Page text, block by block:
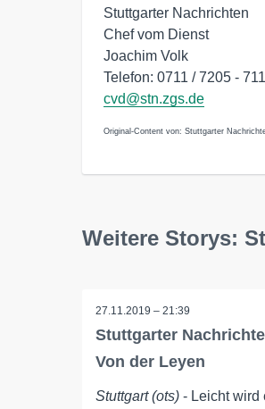
Stuttgarter Nachrichten
Chef vom Dienst
Joachim Volk
Telefon: 0711 / 7205 -
cvd@stn.zgs.de
Original-Content von: Stuttgarter
Weitere Storys:
27.11.2019 – 21:39
Stuttgarter
Von der Leyen
Stuttgart (ots) - Leicht wird